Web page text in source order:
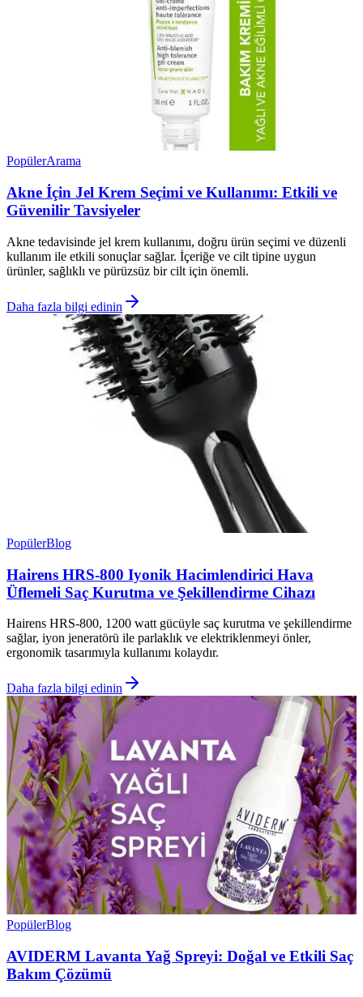
PopülerArama
Akne İçin Jel Krem Seçimi ve Kullanımı: Etkili ve
Güvenilir Tavsiyeler
Akne tedavisinde jel krem kullanımı, doğru ürün seçimi ve düzenli
kullanım ile etkili sonuçlar sağlar. İçeriğe ve cilt tipine uygun
ürünler, sağlıklı ve pürüzsüz bir cilt için önemli.
Daha fazla bilgi edinin
PopülerBlog
Hairens HRS-800 Iyonik Hacimlendirici Hava
Üflemeli Saç Kurutma ve Şekillendirme Cihazı
Hairens HRS-800, 1200 watt gücüyle saç kurutma ve şekillendirme
sağlar, iyon jeneratörü ile parlaklık ve elektriklenmeyi önler,
ergonomik tasarımıyla kullanımı kolaydır.
Daha fazla bilgi edinin
PopülerBlog
AVIDERM Lavanta Yağ Spreyi: Doğal ve Etkili Saç
Bakım Çözümü